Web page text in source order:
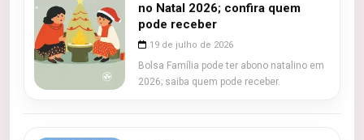
no Natal 2026; confira quem
pode receber
19 de julho de 2026
Bolsa Família pode ter abono natalino em
2026; saiba quem pode receber.